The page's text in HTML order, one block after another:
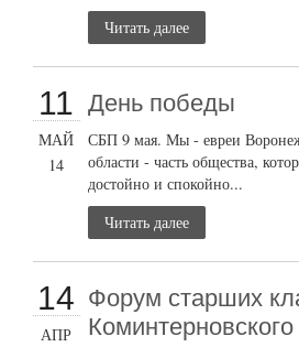
Читать далее
11
МАЙ
14
День победы
СБП 9 мая. Мы - евреи
области - часть общества,
достойно и спокойно...
Читать далее
14
АПР
Форум старших